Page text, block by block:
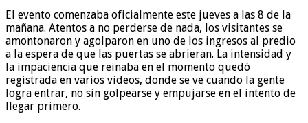
El evento comenzaba oficialmente este jueves a las 8 de la
mañana. Atentos a no perderse de nada, los visitantes se
amontonaron y agolparon en uno de los ingresos al predio
a la espera de que las puertas se abrieran. La intensidad y
la impaciencia que reinaba en el momento quedó
registrada en varios videos, donde se ve cuando la gente
logra entrar, no sin golpearse y empujarse en el intento de
llegar primero.